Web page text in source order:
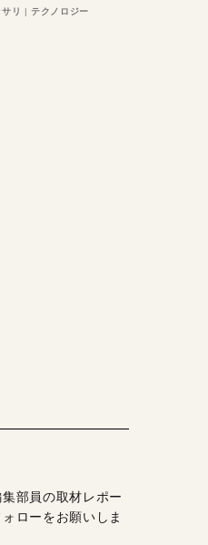
リ テクノロジー
部員の取材レポー
ローをお願いしま